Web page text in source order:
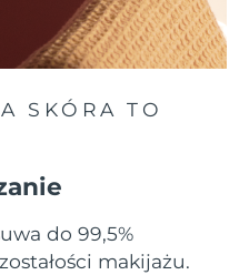
SKÓRA TO
do 99,5%
makijażu.
Oczekiwany czas dostawy
15/8/26
Oczekiwany czas dostawy
Oczekiwany czas dostawy
Oczekiwany czas dostawy
16/8/26